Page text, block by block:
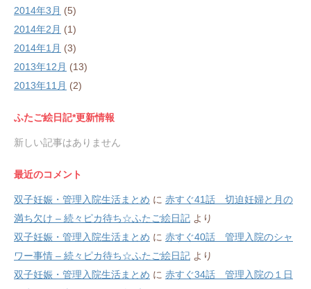
2014年3月 (5)
2014年2月 (1)
2014年1月 (3)
2013年12月 (13)
2013年11月 (2)
ふたご絵日記*更新情報
新しい記事はありません
最近のコメント
双子妊娠・管理入院生活まとめ に 赤すぐ41話 切迫妊婦と月の
満ち欠け – 続々ピカ待ち☆ふたご絵日記 より
双子妊娠・管理入院生活まとめ に 赤すぐ40話 管理入院のシャ
ワー事情 – 続々ピカ待ち☆ふたご絵日記 より
双子妊娠・管理入院生活まとめ に 赤すぐ34話 管理入院の１日